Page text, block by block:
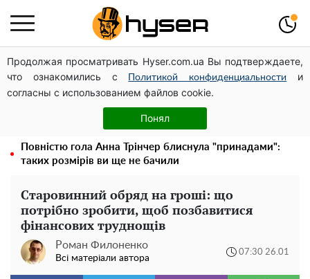
Продолжая просматривать Hyser.com.ua Вы подтверждаете,
что ознакомились с
Политикой конфиденциальности
и
согласны с использованием файлов cookie.
Понял
Дрони із націнкою: Олександр Конотопський вивів
мільйони оборонного бюджету через фіктивну фірму в
Естонії
Гола Олена Тополя у цікавих позах змусила відвисати
щелепи: злив відео – було лише початком
Повністю гола Анна Трінчер блиснула "принадами":
таких розмірів ви ще не бачили
Старовинний обряд на гроші: що
потрібно зробити, щоб позбавитися
фінансових труднощів
Роман Филоненко
Всі матеріали автора
07:30 26.01